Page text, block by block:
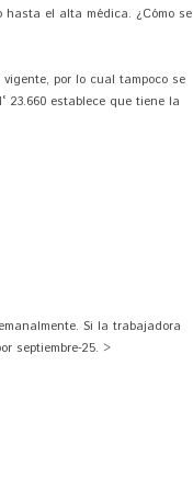
el alta médica. ¿Cómo se
por lo cual tampoco se
establece que tiene la
Si la trabajadora
septiembre-25. >